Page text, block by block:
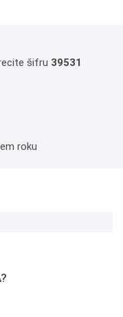
šifru 39531
roku